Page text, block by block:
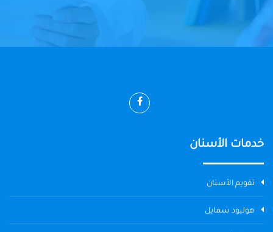
خدمات الأسنان
تقويم الأسنان
هوليود سمايل